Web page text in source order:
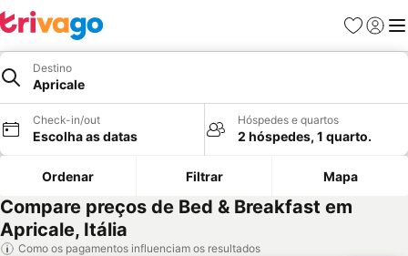
Favoritos
Iniciar
Destino
Apricale
Check-in/out
Escolha as datas
Hóspedes e quartos
2 hóspedes, 1 quarto.
Ordenar Filtrar Mapa
Compare preços de Bed & Breakfast em
Apricale, Itália
Como os pagamentos influenciam os resultados